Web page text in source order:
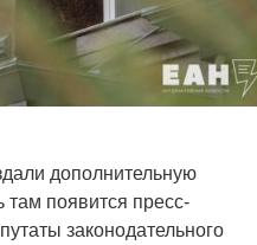
дополнительную
там появится пресс-
законодательного